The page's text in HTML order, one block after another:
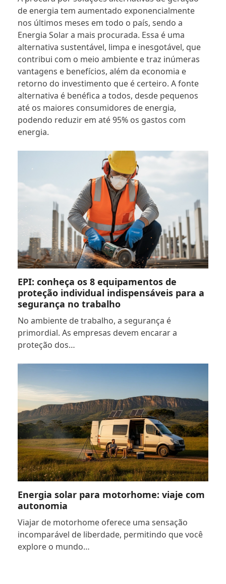
de energia tem aumentado exponencialmente
nos últimos meses em todo o país, sendo a
Energia Solar a mais procurada. Essa é uma
alternativa sustentável, limpa e inesgotável, que
contribui com o meio ambiente e traz inúmeras
vantagens e benefícios, além da economia e
retorno do investimento que é certeiro. A fonte
alternativa é benéfica a todos, desde pequenos
até os maiores consumidores de energia,
podendo reduzir em até 95% os gastos com
energia.
EPI: conheça os 8 equipamentos de
proteção individual indispensáveis para a
segurança no trabalho
No ambiente de trabalho, a segurança é
primordial. As empresas devem encarar a
proteção dos…
Energia solar para motorhome: viaje com
autonomia
Viajar de motorhome oferece uma sensação
incomparável de liberdade, permitindo que você
explore o mundo…